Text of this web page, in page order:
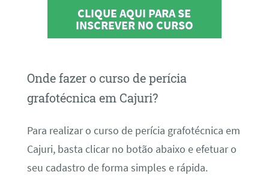
CLIQUE AQUI PARA SE
INSCREVER NO CURSO
Onde fazer o curso de perícia
grafotécnica em Cajuri?
Para realizar o curso de perícia grafotécnica em
Cajuri, basta clicar no botão abaixo e efetuar o
seu cadastro de forma simples e rápida.